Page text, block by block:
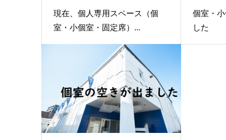
現在、個人専用スペース（個
室・小個室・固定席）...
個室・
した